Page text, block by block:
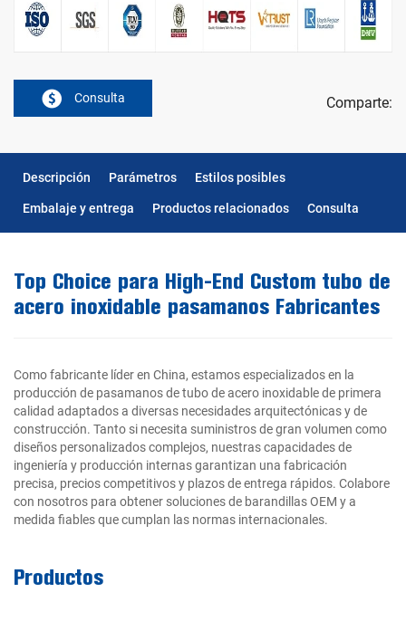
Consulta Comparte:
Descripción Parámetros
Estilos posibles
Embalaje y entrega
Productos relacionados Consulta
Top Choice para High-End Custom tubo de
acero inoxidable pasamanos Fabricantes
Como fabricante líder en China, estamos especializados en la
producción de pasamanos de tubo de acero inoxidable de primera
calidad adaptados a diversas necesidades arquitectónicas y de
construcción. Tanto si necesita suministros de gran volumen como
diseños personalizados complejos, nuestras capacidades de
ingeniería y producción internas garantizan una fabricación
precisa, precios competitivos y plazos de entrega rápidos. Colabore
con nosotros para obtener soluciones de barandillas OEM y a
medida fiables que cumplan las normas internacionales.
Productos